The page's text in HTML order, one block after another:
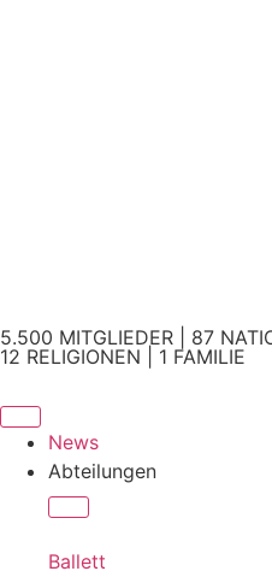
5.500 MITGLIEDER | 87
12 RELIGIONEN | 1 FAMILIE
News
Abteilungen
Ballett